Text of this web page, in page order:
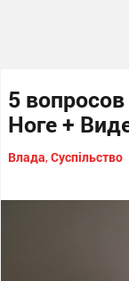
5
Ноге +
Влада,Суспільство